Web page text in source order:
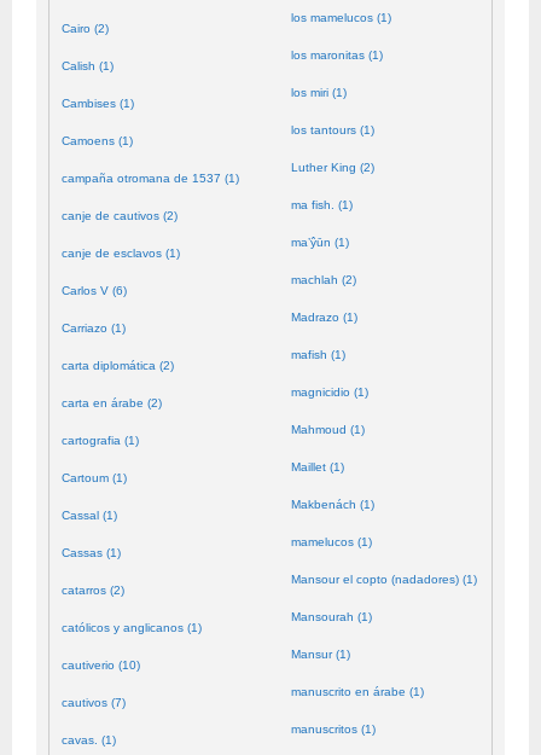
Cairo (2)
Calish (1)
Cambises (1)
Camoens (1)
campaña otromana de 1537 (1)
canje de cautivos (2)
canje de esclavos (1)
Carlos V (6)
Carriazo (1)
carta diplomática (2)
carta en árabe (2)
cartografia (1)
Cartoum (1)
Cassal (1)
Cassas (1)
catarros (2)
católicos y anglicanos (1)
cautiverio (10)
cautivos (7)
cavas. (1)
los mamelucos (1)
los maronitas (1)
los miri (1)
los tantours (1)
Luther King (2)
ma fish. (1)
ma’ŷūn (1)
machlah (2)
Madrazo (1)
mafish (1)
magnicidio (1)
Mahmoud (1)
Maillet (1)
Makbenách (1)
mamelucos (1)
Mansour el copto (nadadores) (1)
Mansourah (1)
Mansur (1)
manuscrito en árabe (1)
manuscritos (1)